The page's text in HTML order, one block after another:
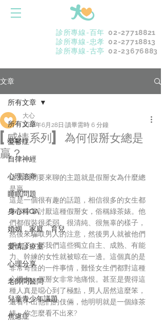
診所專線-百年 02-27718821
診所專線-忠孝
02-27718813
診所專線-古亭
02-23676883
文章
所有文章
憂鬱症
自律神經
心理諮商
睡眠問題
身心科QA
婚姻．家庭．育兒
愛情診療室
心理分享
老師問醫問
兒童青少年議題
焦慮症
所有文章
[感情系列] 為何假掰女總是
贏？
大心
2018年6月28日 讀畢需時 6 分鐘
這次我們要來聊的主題就是假掰女為什麼總
是贏。
這是一個很有趣的話題，相信很多的女生都
非常非常討厭這種假掰女，俗稱綠茶婊。他
們都假裝很柔弱、很清純、很無辜的樣子，
然後來騙取男人的注意，然後男人就被他們
抓走了。那我們這些獨立自主、成熟、有能
力、幹練的女性就被晾在一邊。這個真的是
非常奇怪的一件事情，難怪女生們都對這種
心機女、假掰女非常地痛恨。甚至是覺得這
種人真是噁心到了極點，男人居然這麼笨，
還看不出他們的伎倆，他明明就是一個綠茶
婊，你怎麼看不出來?